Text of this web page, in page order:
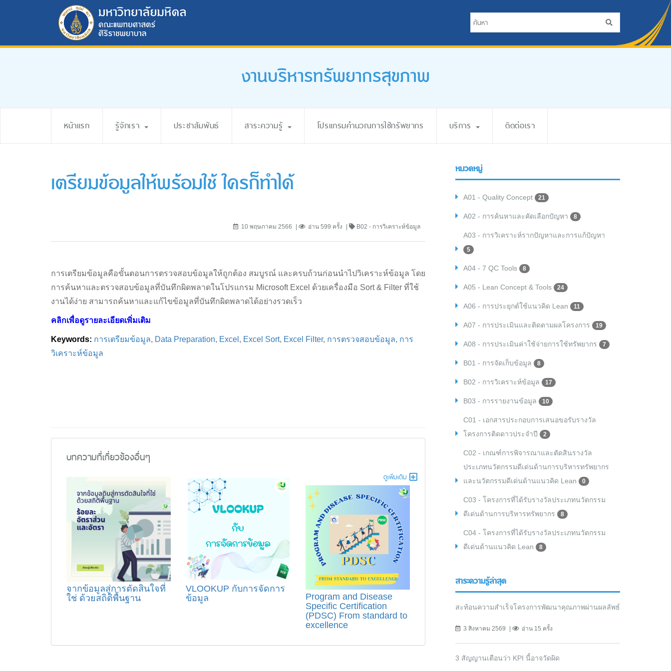
งานบริหารทรัพยากรสุขภาพ
หน้าแรก รู้จักเรา ประชาสัมพันธ์ สาระความรู้ โปรแกรมคำนวณการใช้ทรัพยากร บริการ ติดต่อเรา
เตรียมข้อมูลให้พร้อมใช้ ใครก็ทำได้
10 พฤษภาคม 2566 อ่าน 599 ครั้ง B02 - การวิเคราะห์ข้อมูล
การเตรียมข้อมูลคือขั้นตอนการตรวจสอบข้อมูลให้ถูกต้อง สมบูรณ์ และครบถ้วนก่อนนำไปวิเคราะห์ข้อมูล โดย
การค้นหาและตรวจสอบข้อมูลที่บันทึกผิดพลาดในโปรแกรม Microsoft Excel ด้วยเครื่องมือ Sort & Filter ที่ใช้
งานได้ง่าย สามารถค้นหาและแก้ไขข้อมูลที่บันทึกผิดพลาดได้อย่างรวดเร็ว
คลิกเพื่อดูรายละเอียดเพิ่มเติม
Keywords: การเตรียมข้อมูล, Data Preparation, Excel , Excel Sort, Excel Filter, การตรวจสอบข้อมูล, การ
วิเคราะห์ข้อมูล
บทความที่เกี่ยวข้องอื่นๆ
ดูเพิ่มเติม
จากข้อมูลสู่การตัดสินใจที่
ใช่ ด้วยสถิติพื้นฐาน
VLOOKUP กับการจัดการ
ข้อมูล
Program and Disease
Specific Certification
(PDSC) From standard to
excellence
หมวดหมู่
A01 - Quality Concept 21
A02 - การค้นหาและคัดเลือกปัญหา 8
A03 - การวิเคราะห์รากปัญหาและการแก้ปัญหา
5
A04 - 7 QC Tools 8
A05 - Lean Concept & Tools 24
A06 - การประยุกต์ใช้แนวคิด Lean 11
A07 - การประเมินและติดตามผลโครงการ 19
A08 - การประเมินค่าใช้จ่ายการใช้ทรัพยากร 7
B01 - การจัดเก็บข้อมูล 8
B02 - การวิเคราะห์ข้อมูล 17
B03 - การรายงานข้อมูล 10
C01 - เอกสารประกอบการเสนอขอรับรางวัล
โครงการติดดาวประจำปี
2
C02 - เกณฑ์การพิจารณาและตัดสินรางวัล
ประเภทนวัตกรรมดีเด่นด้านการบริหารทรัพยากร
และนวัตกรรมดีเด่นด้านแนวคิด Lean
0
C03 - โครงการที่ได้รับรางวัลประเภทนวัตกรรม
ดีเด่นด้านการบริหารทรัพยากร
8
C04 - โครงการที่ได้รับรางวัลประเภทนวัตกรรม
ดีเด่นด้านแนวคิด Lean
8
สาระความรู้ล่าสุด
สะท้อนความสำเร็จโครงการพัฒนาคุณภาพผ่านผลลัพธ์
3 สิงหาคม 2569 อ่าน 15 ครั้ง
3 สัญญานเตือนว่า KPI นี้อาจวัดผิด